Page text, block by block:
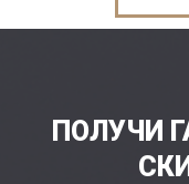
ПОЛУЧИ